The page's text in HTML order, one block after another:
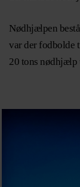
Nødhjælpen
var der fodbolde
20 tons nødhjælp